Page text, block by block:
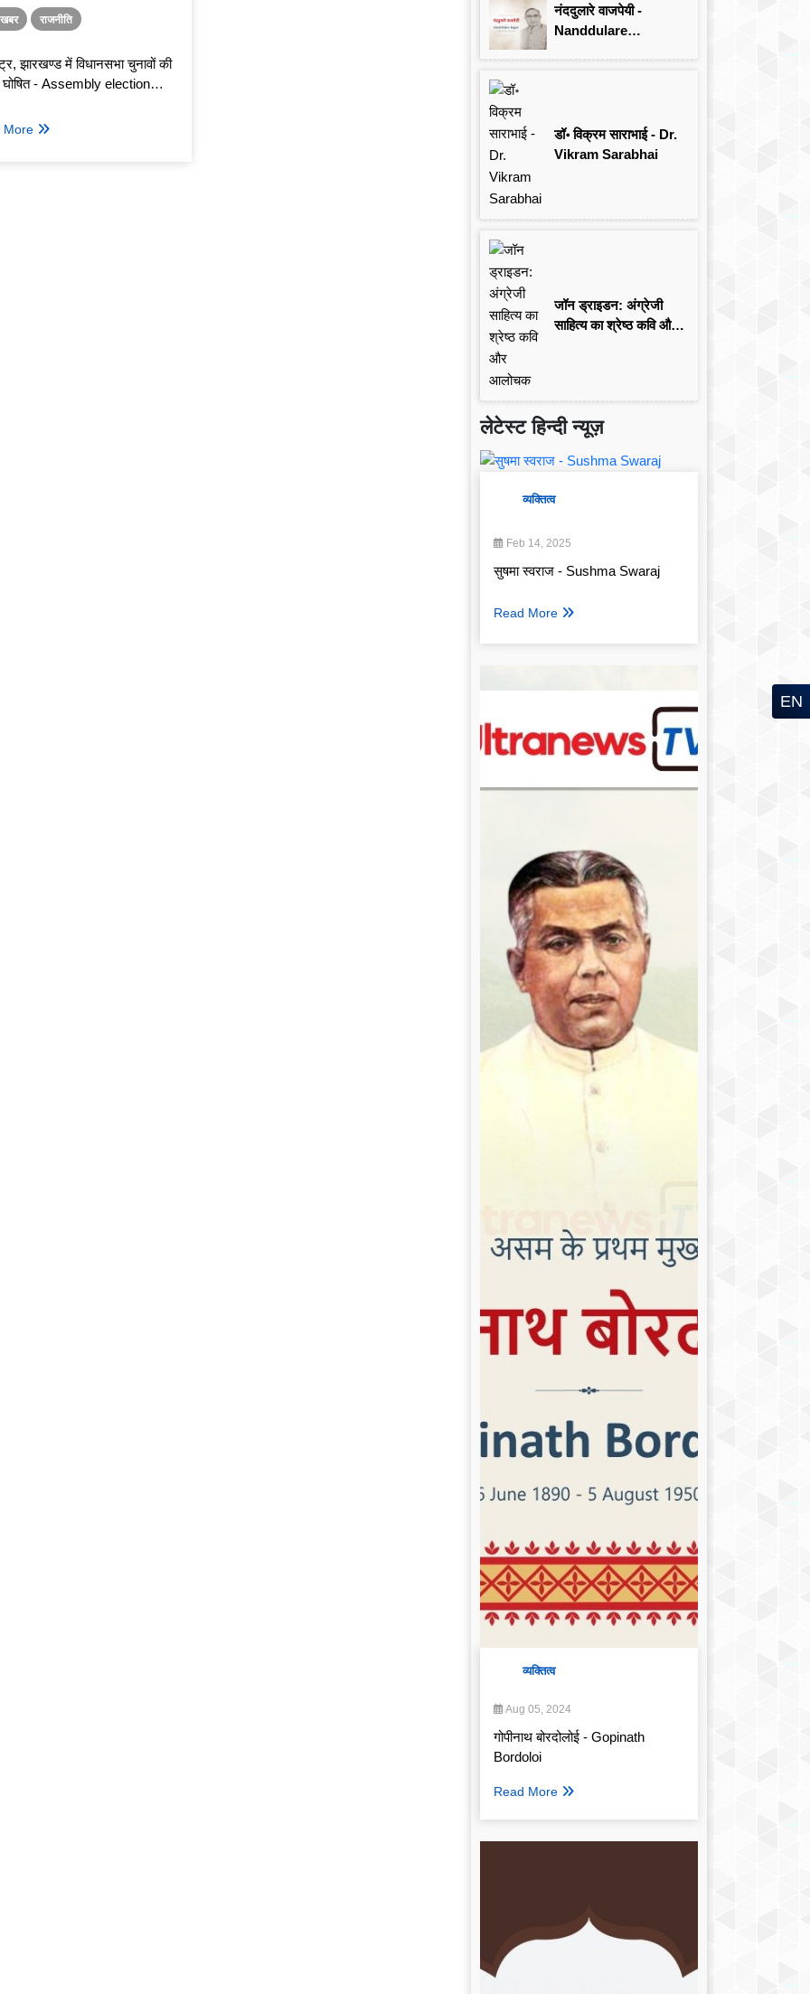
खबर राजनीति
झारखण्ड में विधानसभा चुनावों की
घोषित - Assembly election
More
नंददुलारे वाजपेयी -
Nanddulare
डॉ॰ विक्रम साराभाई - Dr.
Vikram Sarabhai
जॉन ड्राइडन: अंग्रेजी
साहित्य का श्रेष्ठ कवि और
लेटेस्ट हिन्दी न्यूज़
व्यक्तित्व
Feb 14, 2025
सुषमा स्वराज - Sushma Swaraj
Read More
व्यक्तित्व
Aug 05, 2024
गोपीनाथ बोरदोलोई - Gopinath
Bordoloi
Read More
EN